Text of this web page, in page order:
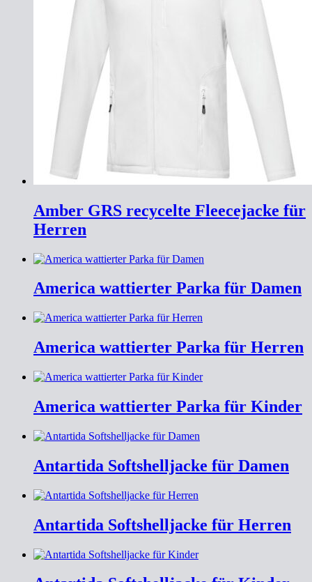
Amber GRS recycelte Fleecejacke für
Herren
America wattierter Parka für Damen
America wattierter Parka für Herren
America wattierter Parka für Kinder
Antartida Softshelljacke für Damen
Antartida Softshelljacke für Herren